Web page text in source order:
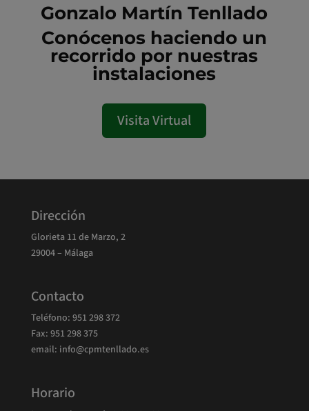
Gonzalo Martín Tenllado
Conócenos haciendo un
recorrido por nuestras
instalaciones
Visita Virtual
Dirección
Glorieta 11 de Marzo, 2
29004 – Málaga
Contacto
Teléfono: 951 298 372
Fax: 951 298 375
email: info@cpmtenllado.es
Horario